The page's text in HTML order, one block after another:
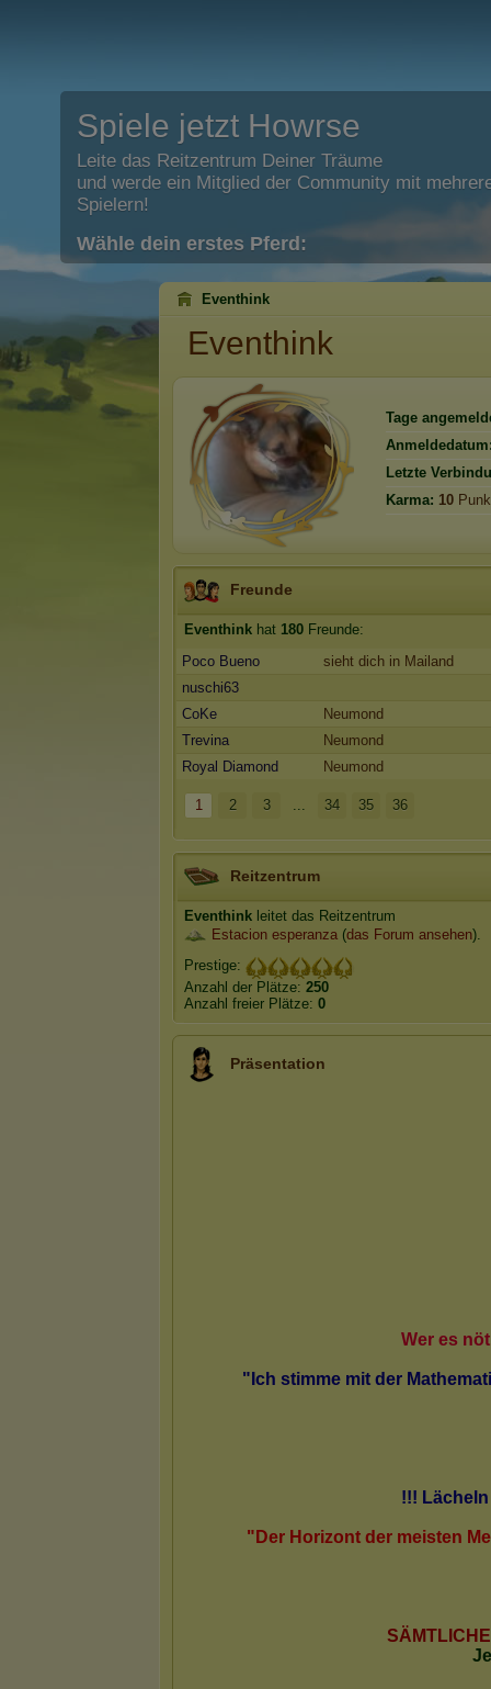
Spiele jetzt Howrse
Leite das Reitzentrum Deiner Träume
und werde ein Mitglied der Community mit
Spielern!
Wähle dein erstes Pferd:
Eventhink
Eventhink
Tage
Letzte
Karma: 10
Freunde
Eventhink hat 180 Freunde:
Poco Bueno
sieht dich in Mailand
nuschi63
CoKe
Neumond
Trevina
Neumond
Royal Diamond
Neumond
1 2 3 ... 34 35 36
Reitzentrum
Eventhink leitet das Reitzentrum
Estacion esperanza (das Forum ansehen).
Prestige:
Anzahl der Plätze: 250
Anzahl freier Plätze: 0
Präsentation